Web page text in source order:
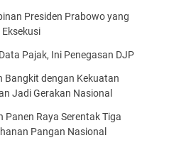
Presiden Prabowo yang
Pajak, Ini Penegasan DJP
Bangkit dengan Kekuatan
Jadi Gerakan Nasional
Panen Raya Serentak Tiga
Pangan Nasional